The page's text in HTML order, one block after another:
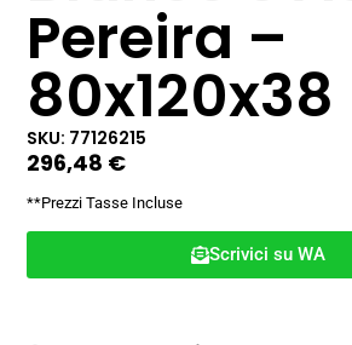
Pereira –
80x120x38
SKU: 77126215
296,48 €
**Prezzi Tasse Incluse
Scrivici su WA